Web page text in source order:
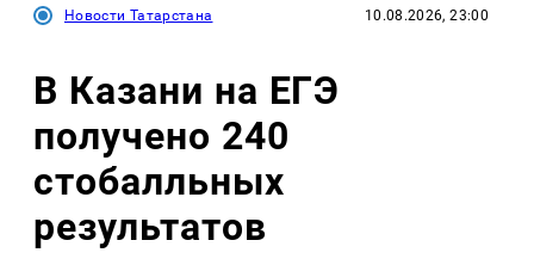
Новости Татарстана 10.08.2026, 23:00
В Казани на ЕГЭ
получено 240
стобалльных
результатов